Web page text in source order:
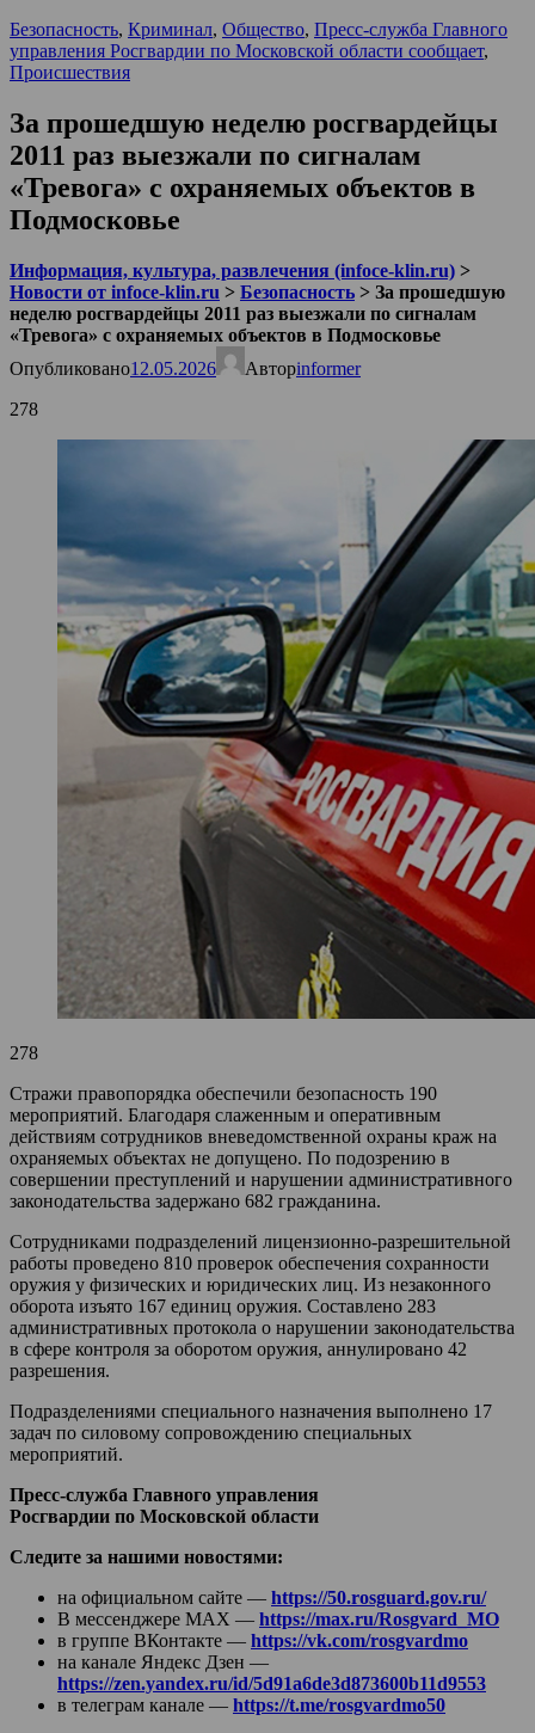
Безопасность, Криминал, Общество, Пресс-служба Главного
управления Росгвардии по Московской области сообщает,
Происшествия
За прошедшую неделю росгвардейцы
2011 раз выезжали по сигналам
«Тревога» с охраняемых объектов в
Подмосковье
Информация, культура, развлечения (infoce-klin.ru) >
Новости от infoce-klin.ru > Безопасность > За прошедшую
неделю росгвардейцы 2011 раз выезжали по сигналам
«Тревога» с охраняемых объектов в Подмосковье
Опубликовано12.05.2026 Авторinformer
278
278
Стражи правопорядка обеспечили безопасность 190
мероприятий. Благодаря слаженным и оперативным
действиям сотрудников вневедомственной охраны краж на
охраняемых объектах не допущено. По подозрению в
совершении преступлений и нарушении административного
законодательства задержано 682 гражданина.
Сотрудниками подразделений лицензионно-разрешительной
работы проведено 810 проверок обеспечения сохранности
оружия у физических и юридических лиц. Из незаконного
оборота изъято 167 единиц оружия. Составлено 283
административных протокола о нарушении законодательства
в сфере контроля за оборотом оружия, аннулировано 42
разрешения.
Подразделениями специального назначения выполнено 17
задач по силовому сопровождению специальных
мероприятий.
Пресс-служба Главного управления
Росгвардии по Московской области
Следите за нашими новостями:
на официальном сайте — https://50.rosguard.gov.ru/
В мессенджере МАХ — https://max.ru/Rosgvard_MO
в группе ВКонтакте — https://vk.com/rosgvardmo
на канале Яндекс Дзен —
https://zen.yandex.ru/id/5d91a6de3d873600b11d9553
в телеграм канале — https://t.me/rosgvardmo50